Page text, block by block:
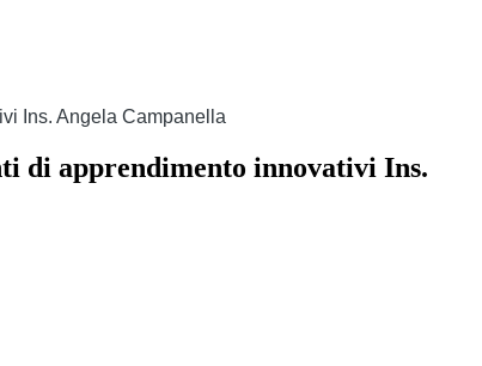
Ins. Angela Campanella
di apprendimento innovativi Ins.